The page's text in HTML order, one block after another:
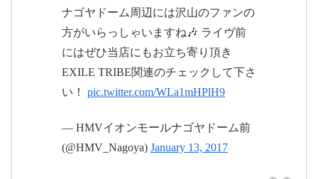
✌️✌️￼✌️✌️￼✌️✌️￼✌️ NAOTOさん笑❤︎
CRAZYBOYさん(@elly24soul)が投稿した写真 –
ナゴヤドーム周辺には沢山のファンの
方がいらっしゃいますね🎶 ライヴ前
にはぜひ当店にもお立ち寄り頂き
EXILE TRIBE関連のチェックして下さ
い！ pic.twitter.com/WLa1mHPlH9
— HMVイオンモールナゴヤドーム前
(@HMV_Nagoya) January 13, 2017